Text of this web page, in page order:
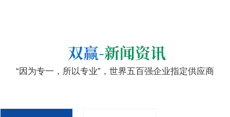
“因为专一，所以专业”，世界五百强企业指定供应商